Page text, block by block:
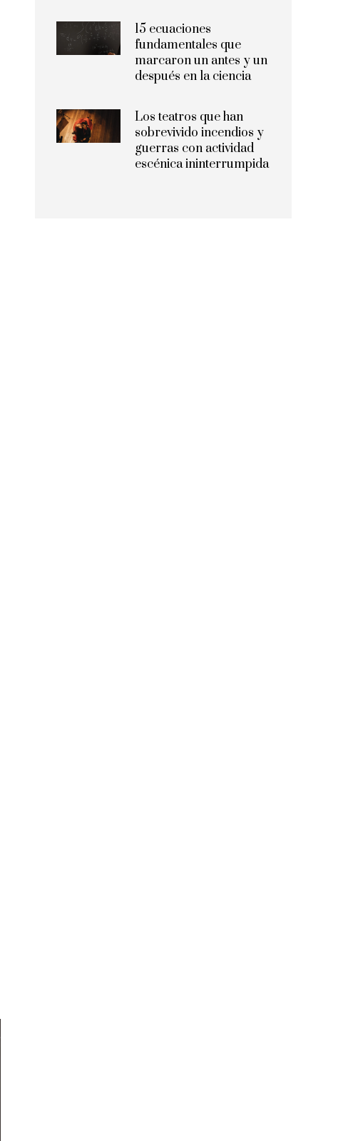
15 ecuaciones
fundamentales que
marcaron un antes y un
después en la ciencia
Los teatros que han
sobrevivido incendios y
guerras con actividad
escénica ininterrumpida